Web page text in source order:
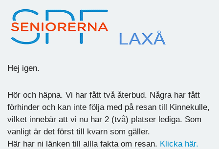
Hej igen.
Hör och häpna. Vi har fått två återbud. Några har fått
förhinder och kan inte följa med på resan till Kinnekulle,
vilket innebär att vi nu har 2 (två) platser lediga. Som
vanligt är det först till kvarn som gäller.
Här har ni länken till allla fakta om resan. Klicka här.